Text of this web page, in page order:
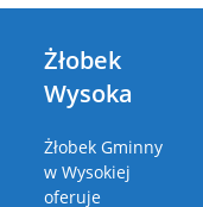
Żłobek
Wysoka
Żłobek Gminny
w Wysokiej
oferuje